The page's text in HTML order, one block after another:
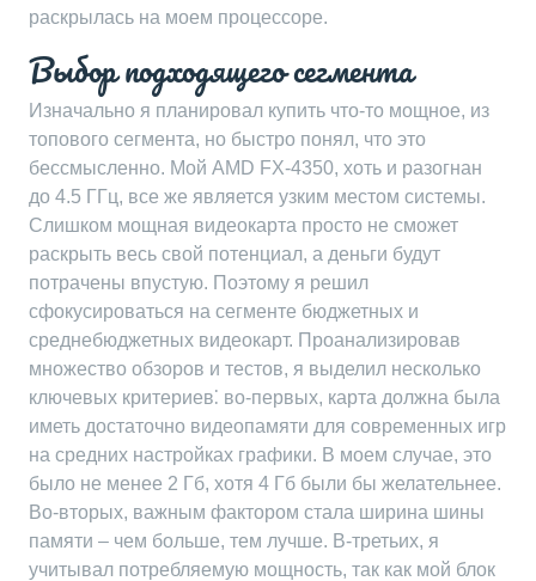
раскрылась на моем процессоре.
Выбор подходящего сегмента
Изначально я планировал купить что-то мощное, из
топового сегмента, но быстро понял, что это
бессмысленно. Мой AMD FX-4350, хоть и разогнан
до 4.5 ГГц, все же является узким местом системы.
Слишком мощная видеокарта просто не сможет
раскрыть весь свой потенциал, а деньги будут
потрачены впустую. Поэтому я решил
сфокусироваться на сегменте бюджетных и
среднебюджетных видеокарт. Проанализировав
множество обзоров и тестов, я выделил несколько
ключевых критериев⁚ во-первых, карта должна была
иметь достаточно видеопамяти для современных игр
на средних настройках графики. В моем случае, это
было не менее 2 Гб, хотя 4 Гб были бы желательнее.
Во-вторых, важным фактором стала ширина шины
памяти – чем больше, тем лучше. В-третьих, я
учитывал потребляемую мощность, так как мой блок